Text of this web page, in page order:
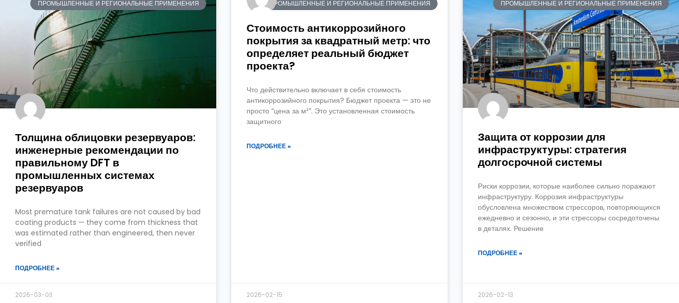
ПРОМЫШЛЕННЫЕ И РЕГИОНАЛЬНЫЕ ПРИМЕНЕНИЯ
Толщина облицовки резервуаров:
инженерные рекомендации по
правильному DFT в
промышленных системах
резервуаров
Most premature tank failures are not caused by bad
coating products — they come from thickness that
was estimated rather than engineered, then never
verified
ПОДРОБНЕЕ »
2026-03-03
ПРОМЫШЛЕННЫЕ И РЕГИОНАЛЬНЫЕ ПРИМЕНЕНИЯ
Стоимость антикоррозийного
покрытия за квадратный метр: что
определяет реальный бюджет
проекта?
Что действительно включает в себя стоимость
антикоррозийного покрытия? Бюджет проекта — это не
просто “цена за м²”. Это установленная стоимость
защитного
ПОДРОБНЕЕ »
2026-02-15
ПРОМЫШЛЕННЫЕ И РЕГИОНАЛЬНЫЕ ПРИМЕНЕНИЯ
Защита от коррозии для
инфраструктуры: стратегия
долгосрочной системы
Риски коррозии, которые наиболее сильно поражают
инфраструктуру. Коррозия инфраструктуры
обусловлена множеством стрессоров, повторяющихся
ежедневно и сезонно, и эти стрессоры сосредоточены
в деталях. Решение
ПОДРОБНЕЕ »
2026-02-13